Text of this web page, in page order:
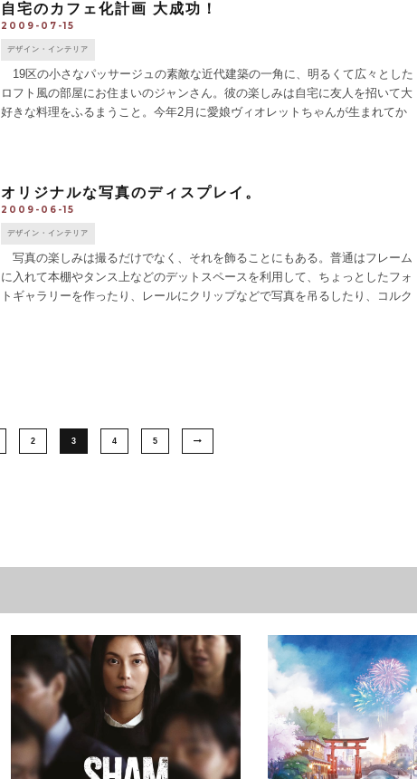
自宅のカフェ化計画 大成功！
2009-07-15
デザイン・インテリア
19区の小さなパッサージュの素敵な近代建築の一角に、明るくて広々とした
ロフト風の部屋にお住まいのジャンさん。彼の楽しみは自宅に友人を招いて大
好きな料理をふるまうこと。今年2月に愛娘ヴィオレットちゃんが生まれてか
オリジナルな写真のディスプレイ。
2009-06-15
デザイン・インテリア
写真の楽しみは撮るだけでなく、それを飾ることにもある。普通はフレーム
に入れて本棚やタンス上などのデットスペースを利用して、ちょっとしたフォ
トギャラリーを作ったり、レールにクリップなどで写真を吊るしたり、コルク
2 3 4 5